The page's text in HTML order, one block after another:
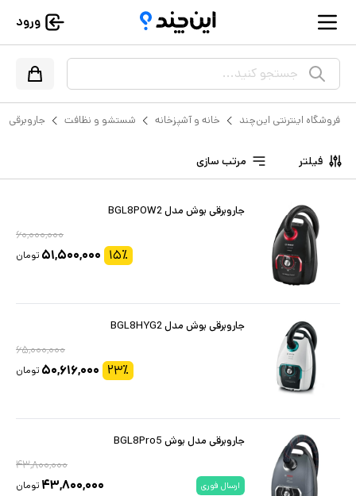
ورود
جستجو کنید...
فروشگاه اینترنتی این‌چند خانه و آشپزخانه شستشو و نظافت جاروبرقی
فیلتر مرتب سازی
جاروبرقی بوش مدل BGL8POW2
۶۰,۰۰۰,۰۰۰
۱۵٪ ۵۱,۵۰۰,۰۰۰ تومان
جاروبرقی بوش مدل BGL8HYG2
۶۵,۰۰۰,۰۰۰
۲۳٪ ۵۰,۶۱۶,۰۰۰ تومان
جاروبرقی مدل بوش BGL8Pro5
۴۳,۸۰۰,۰۰۰
ارسال فوری ۴۳,۸۰۰,۰۰۰ تومان